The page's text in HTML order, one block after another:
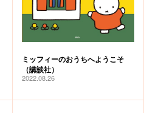
ミッフィーのおうちへようこそ
（講談社）
2022.08.26